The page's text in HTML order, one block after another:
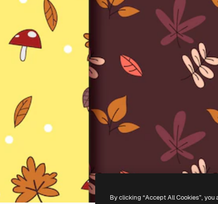
By clicking “Accept All Cookies”,